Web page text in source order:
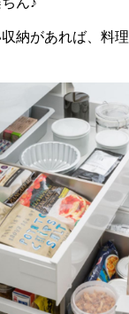
納があれば、料